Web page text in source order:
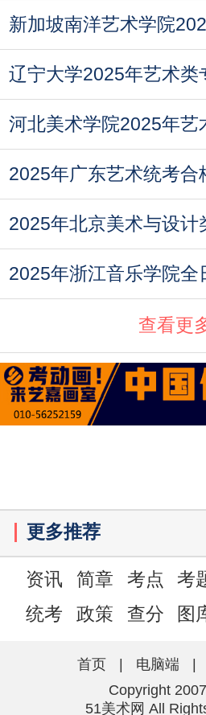
新加坡南洋艺术学院
辽宁大学2025年艺术类
河北美术学院2025年艺
2025年广东艺术统考合
2025年浙江音乐学院全
查看更
更多推荐
资讯 简章 考点 考
统考
政策 查分 图
首页 | 电脑端 |
Copyright
51美术网 All